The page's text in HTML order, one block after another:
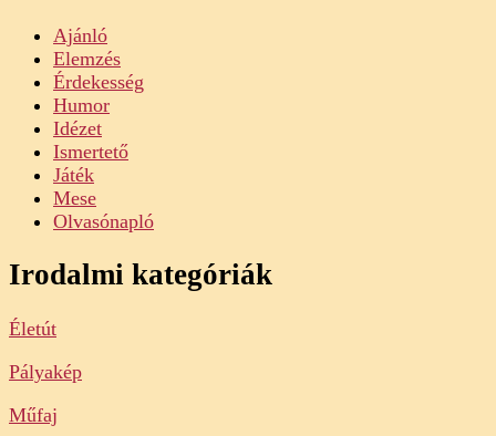
Ajánló
Elemzés
Érdekesség
Humor
Idézet
Ismertető
Játék
Mese
Olvasónapló
Irodalmi kategóriák
Életút
Pályakép
Műfaj